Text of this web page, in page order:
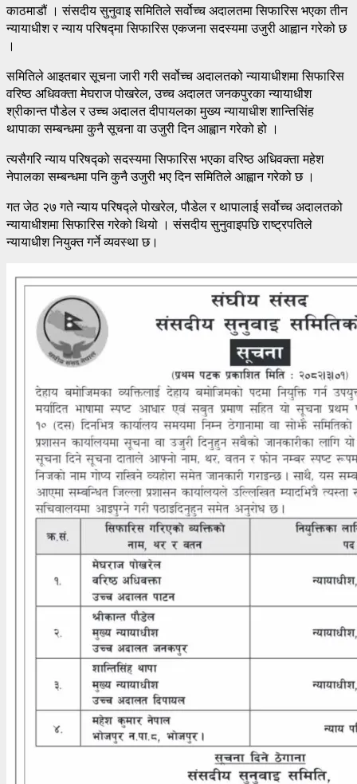
काठमाडौं । संसदीय सुनुवाइ समितिले सर्वोच्च अदालतमा सिफारिस भएका तीन
न्यायाधीश र न्याय परिषद्मा सिफारिस एकजना सदस्यमा उजुरी आह्वान गरेको छ
।
समितिले आइतबार सूचना जारी गरी सर्वोच्च अदालतको न्यायाधीशमा सिफारिस
वरिष्ठ अधिवक्ता मेघराज पोखरेल, उच्च अदालत जनकपुरका न्यायाधीश
श्रीकान्त पौडेल र उच्च अदालत दीपायलका मुख्य न्यायाधीश शान्तिसिंह
थापाका सम्बन्धमा कुनै सूचना वा उजुरी दिन आह्वान गरेको हो ।
त्यसैगरि न्याय परिषद्को सदस्यमा सिफारिस भएका वरिष्ठ अधिवक्ता महेश
नेपालका सम्बन्धमा पनि कुनै उजुरी भए दिन समितिले आह्वान गरेको छ ।
गत जेठ २७ गते न्याय परिषद्ले पोखरेल, पौडेल र थापालाई सर्वोच्च अदालतको
न्यायाधीशमा सिफारिस गरेको थियो । संसदीय सुनुवाइपछि राष्ट्रपतिले
न्यायाधीश नियुक्त गर्ने व्यवस्था छ।